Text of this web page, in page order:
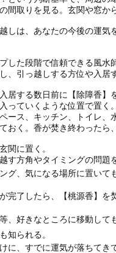
間取りを見る。玄関や窓か
しは、あなたの今後の運
した段階で信頼できる風
、引っ越しする方位や入居
居する数日前に【除障香
っていくような位置で置く
ス、キッチン、トイレ、
おく。香が焚き終わった
関に置く。
す方角やタイミングの問題
グ、気になる場所に置いて
完了したら、【桃源香】を
、好きなところに移動 して
知られる。
に、すでに運気が落ちて